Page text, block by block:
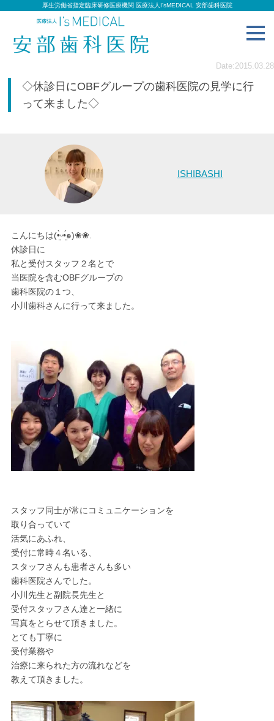
厚生労働省指定臨床研修医療機関 医療法人I’sMEDICAL 安部歯科医院
Date:2015.03.28
◇休診日にOBFグループの歯科医院の見学に行
って来ました◇
ISHIBASHI
こんにちは(•̤̀ᵕ•̤́๑)❀❀.
休診日に
私と受付スタッフ２名とで
当医院を含むOBFグループの
歯科医院の１つ、
小川歯科さんに行って来ました。
スタッフ同士が常にコミュニケーションを
取り合っていて
活気にあふれ、
受付に常時４名いる、
スタッフさんも患者さんも多い
歯科医院さんでした。
小川先生と副院長先生と
受付スタッフさん達と一緒に
写真をとらせて頂きました。
とても丁寧に
受付業務や
治療に来られた方の流れなどを
教えて頂きました。